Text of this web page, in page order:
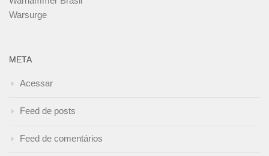
Warsurge
META
Acessar
Feed de posts
Feed de comentários